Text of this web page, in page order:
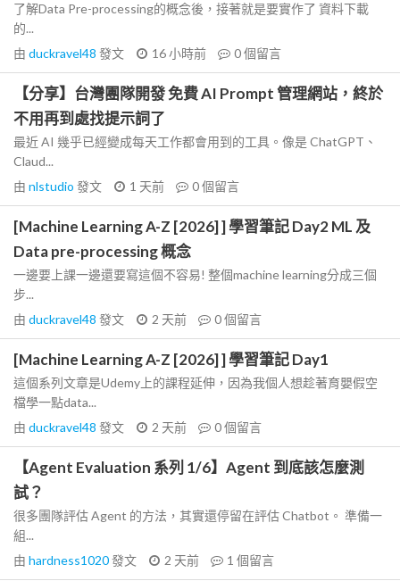
了解Data Pre-processing的概念後，接著就是要實作了 資料下載
的...
由 duckravel48 發文 16 小時前 0個留言
【分享】台灣團隊開發 免費 AI Prompt 管理網站，終於
不用再到處找提示詞了
最近 AI 幾乎已經變成每天工作都會用到的工具。像是 ChatGPT、
Claud...
由 nlstudio 發文 1 天前 0個留言
[Machine Learning A-Z [2026] ] 學習筆記 Day2 ML 及
Data pre-processing 概念
一邊要上課一邊還要寫這個不容易! 整個machine learning分成三個
步...
由 duckravel48 發文 2 天前 0個留言
[Machine Learning A-Z [2026] ] 學習筆記 Day1
這個系列文章是Udemy上的課程延伸，因為我個人想趁著育嬰假空
檔學一點data...
由 duckravel48 發文 2 天前 0個留言
【Agent Evaluation 系列 1/6】Agent 到底該怎麼測
試？
很多團隊評估 Agent 的方法，其實還停留在評估 Chatbot。 準備一
組...
由 hardness1020發文 2 天前 1 個留言